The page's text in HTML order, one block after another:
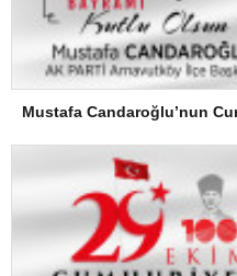
Mustafa Candaroğlu’nun